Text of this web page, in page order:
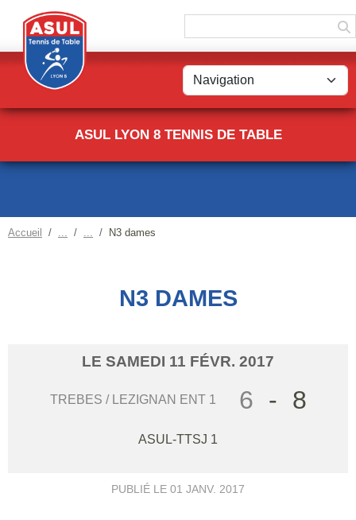
ASUL LYON 8 TENNIS DE TABLE
Accueil N3 dames
N3 DAMES
LE SAMEDI 11 FÉVR. 2017
TREBES / LEZIGNAN ENT 1 6 - 8
ASUL-TTSJ 1
PUBLIÉ LE 01 JANV. 2017
Panneau de gestion des cookies